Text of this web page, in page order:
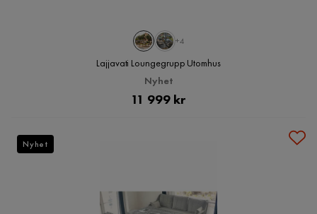
+4
Lajjavati Loungegrupp Utomhus
Nyhet
Pris
11 999 kr
Nyhet